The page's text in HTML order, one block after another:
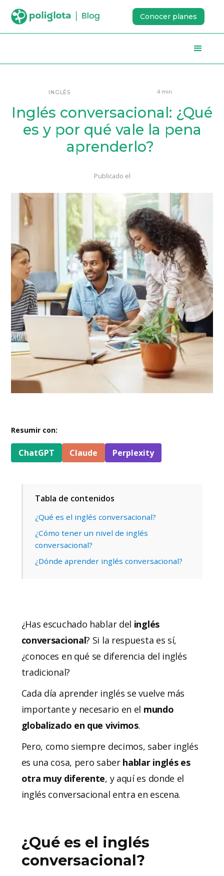
Conocer planes
INGLÉS 4 min
Inglés conversacional: ¿Qué
es y por qué vale la pena
aprenderlo?
Publicado el
Resumir con:
ChatGPT Claude Perplexity
Tabla de contenidos
¿Qué es el inglés conversacional?
¿Cómo tener un nivel de inglés
conversacional?
¿Dónde aprender inglés conversacional?
¿Has escuchado hablar del inglés
conversacional? Si la respuesta es sí,
¿conoces en qué se diferencia del inglés
tradicional?
Cada día aprender inglés se vuelve más
importante y necesario en el mundo
globalizado en que vivimos.
Pero, como siempre decimos, saber inglés
es una cosa, pero saberhablar inglés es
otra muy diferente, y aquí es donde el
inglés conversacional entra en escena.
¿Qué es el inglés
conversacional?